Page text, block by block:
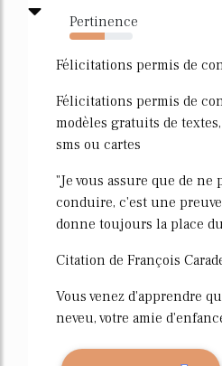
Pertinence
55%
Félicitations permis de
Félicitations permis de
modèles gratuits de
sms ou cartes
"Je vous assure que de ne
conduire, c'est une
donne toujours la place
Citation de François
Vous venez d'apprendre
neveu, votre amie